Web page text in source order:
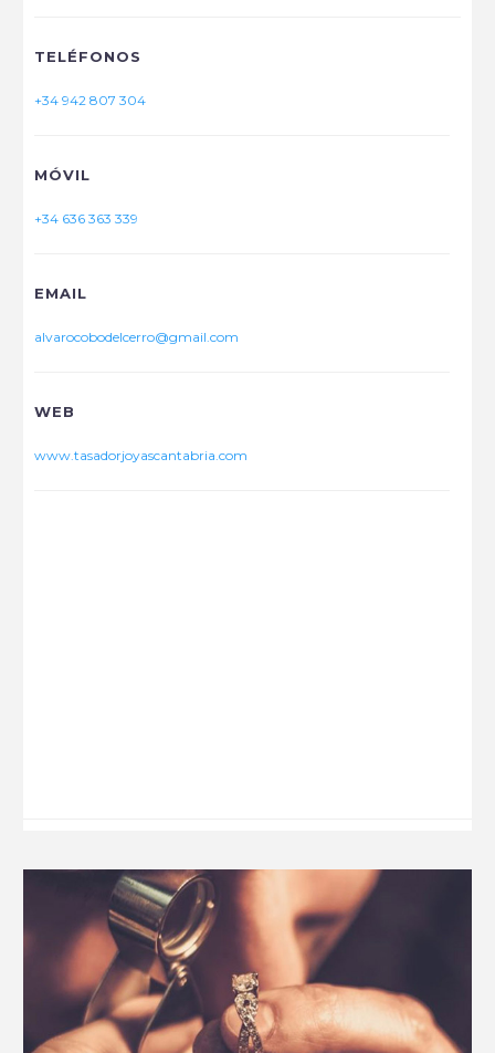
TELÉFONOS
+34 942 807 304
MÓVIL
+34 636 363 339
EMAIL
alvarocobodelcerro@gmail.com
WEB
www.tasadorjoyascantabria.com